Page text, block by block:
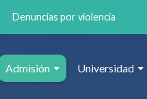
Denuncias por violencia
Admisión Universidad